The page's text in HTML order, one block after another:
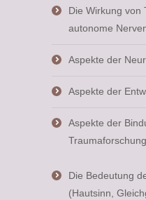
Die Wirkung von
autonome
Aspekte der
Aspekte der
Aspekte der
Traumaforschung
Die Bedeutung
(Hautsinn,